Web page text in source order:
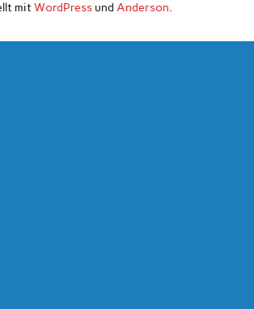
mit WordPressund Anderson.